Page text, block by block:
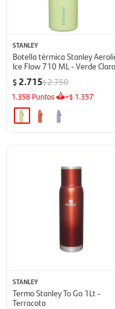
STANLEY
Botella térmica Stanley
Ice Flow 710 ML - Verde Claro
$ 2.715$2.750
1.358 Puntos +$ 1.357
STANLEY
Termo Stanley To Go 1Lt -
Terracota